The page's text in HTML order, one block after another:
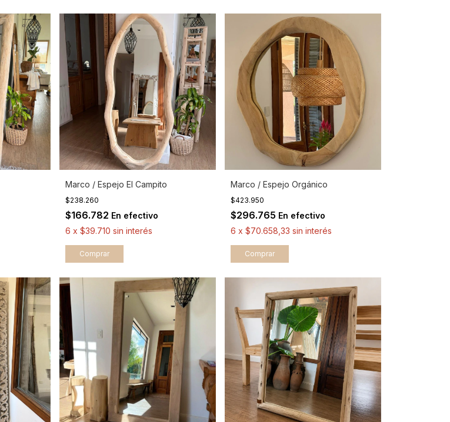
Marco / Espejo El Campito
$238.260
$166.782 En efectivo
6 x $39.710 sin interés
Comprar
Marco / Espejo Orgánico
$423.950
$296.765 En efectivo
6 x $70.658,33 sin interés
Comprar